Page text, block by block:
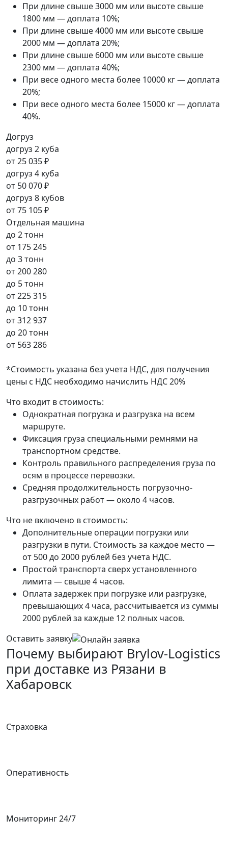
При длине свыше 3000 мм или высоте свыше
1800 мм — доплата 10%;
При длине свыше 4000 мм или высоте свыше
2000 мм — доплата 20%;
При длине свыше 6000 мм или высоте свыше
2300 мм — доплата 40%;
При весе одного места более 10000 кг — доплата
20%;
При весе одного места более 15000 кг — доплата
40%.
Догруз
догруз 2 куба
от25 035 ₽
догруз 4 куба
от 50 070 ₽
догруз 8 кубов
от75 105 ₽
Отдельная машина
до 2 тонн
от 175 245
до 3 тонн
от200 280
до 5 тонн
от225 315
до 10 тонн
от312 937
до 20 тонн
от 563 286
*Стоимость указана без учета НДС, для получения
цены с НДС необходимо начислить НДС 20%
Что входит в стоимость:
Однократная погрузка и разгрузка на всем
маршруте.
Фиксация груза специальными ремнями на
транспортном средстве.
Контроль правильного распределения груза по
осям в процессе перевозки.
Средняя продолжительность погрузочно-
разгрузочных работ — около 4 часов.
Что не включено в стоимость:
Дополнительные операции погрузки или
разгрузки в пути. Стоимость за каждое место —
от 500 до 2000 рублей без учета НДС.
Простой транспорта сверх установленного
лимита — свыше 4 часов.
Оплата задержек при погрузке или разгрузке,
превышающих 4 часа, рассчитывается из суммы
2000 рублей за каждые 12 полных часов.
Оставить заявку
Почему выбирают Brylov-Logistics
при доставке из Рязани в
Хабаровск
Страховка
Оперативность
Мониторинг 24/7